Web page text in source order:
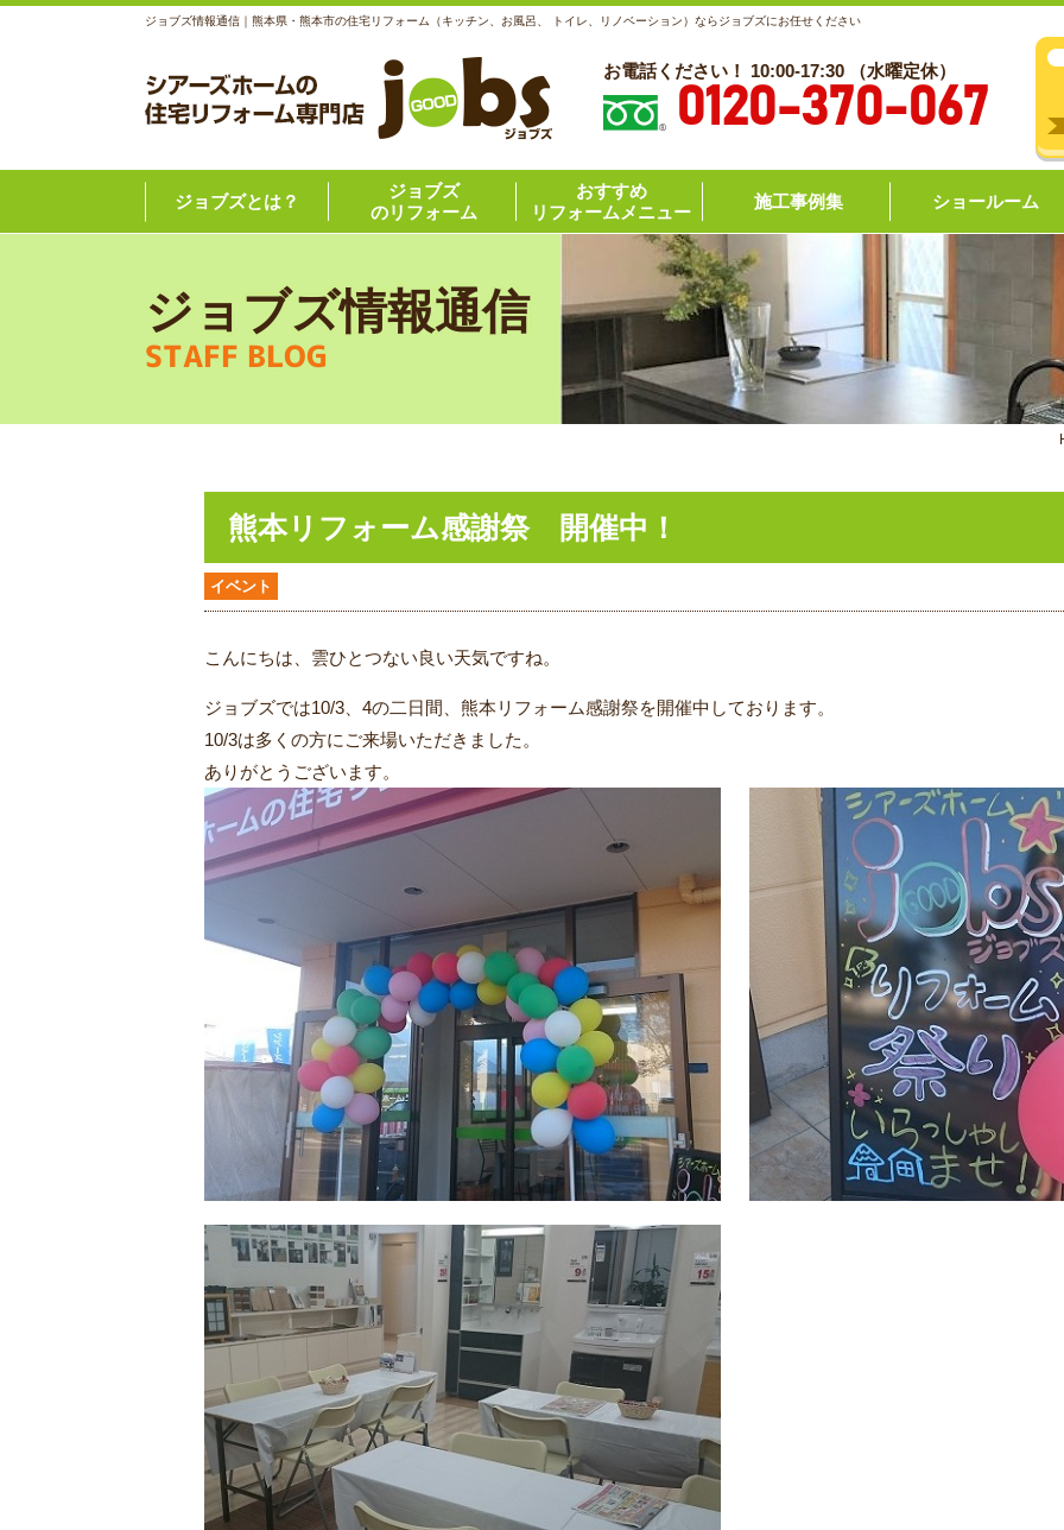
ジョブズ情報通信｜熊本県・熊本市の住宅リフォーム（キッチン、お風呂、 トイレ、リノベーション）ならジョブズにお任せください
お電話ください！ 10:00-17:30 （水曜定休）
0120-370-067
ジョブズとは？
ジョブズ
のリフォーム
おすすめ
リフォームメニュー
施工事例集 ショールーム
ジョブズ情報通信
STAFF BLOG
熊本リフォーム感謝祭 開催中！
イベント
こんにちは、雲ひとつない良い天気ですね。
ジョブズでは10/3、4の二日間、熊本リフォーム感謝祭を開催中しております。
10/3は多くの方にご来場いただきました。
ありがとうございます。